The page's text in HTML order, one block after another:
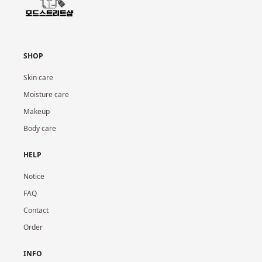
SHOP
Skin care
Moisture care
Makeup
Body care
HELP
Notice
FAQ
Contact
Order
INFO